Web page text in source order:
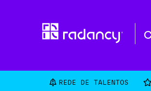
REDE DE TALENTOS